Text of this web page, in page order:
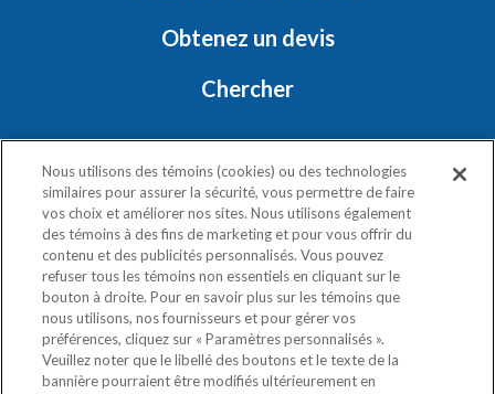
Obtenez un devis
Chercher
RESTONS EN CONTACT
Politique de confidentialité
Exercez vos droits
Nous utilisons des témoins (cookies) ou des technologies
similaires pour assurer la sécurité, vous permettre de faire
vos choix et améliorer nos sites. Nous utilisons également
des témoins à des fins de marketing et pour vous offrir du
contenu et des publicités personnalisés. Vous pouvez
refuser tous les témoins non essentiels en cliquant sur le
bouton à droite. Pour en savoir plus sur les témoins que
nous utilisons, nos fournisseurs et pour gérer vos
préférences, cliquez sur « Paramètres personnalisés ».
Veuillez noter que le libellé des boutons et le texte de la
bannière pourraient être modifiés ultérieurement en